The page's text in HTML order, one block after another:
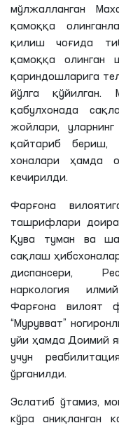
мўлжалланган
қамоққа
қилиш чоғида
қамоққа олинган
қариндошларига
йўлга қўйилган.
қабулхонада
жойлари,
қайтариб бериш,
хоналари ҳамда
кечирилди.
Фарғона
ташрифлари
Қува туман ва
сақлаш
диспансери,
наркология
Фарғона вилоят
“Мурувват”
уйи ҳамда Доимий
учун
ўрганилди.
Эслатиб ўтамиз,
кўра аниқланган